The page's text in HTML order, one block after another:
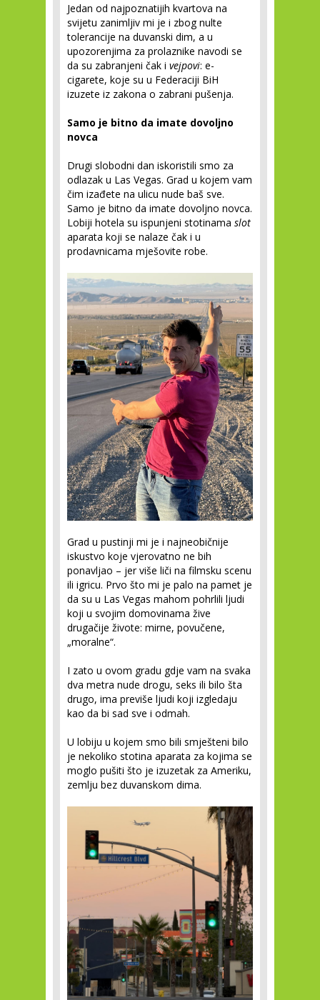
Jedan od najpoznatijih kvartova na
svijetu zanimljiv mi je i zbog nulte
tolerancije na duvanski dim, a u
upozorenjima za prolaznike navodi se
da su zabranjeni čak i vejpovi: e-
cigarete, koje su u Federaciji BiH
izuzete iz zakona o zabrani pušenja.
Samo je bitno da imate dovoljno
novca
Drugi slobodni dan iskoristili smo za
odlazak u Las Vegas. Grad u kojem vam
čim izađete na ulicu nude baš sve.
Samo je bitno da imate dovoljno novca.
Lobiji hotela su ispunjeni stotinama slot
aparata koji se nalaze čak i u
prodavnicama mješovite robe.
Grad u pustinji mi je i najneobičnije
iskustvo koje vjerovatno ne bih
ponavljao – jer više liči na filmsku scenu
ili igricu. Prvo što mi je palo na pamet je
da su u Las Vegas mahom pohrlili ljudi
koji u svojim domovinama žive
drugačije živote: mirne, povučene,
„moralne“.
I zato u ovom gradu gdje vam na svaka
dva metra nude drogu, seks ili bilo šta
drugo, ima previše ljudi koji izgledaju
kao da bi sad sve i odmah.
U lobiju u kojem smo bili smješteni bilo
je nekoliko stotina aparata za kojima se
moglo pušiti što je izuzetak za Ameriku,
zemlju bez duvanskom dima.